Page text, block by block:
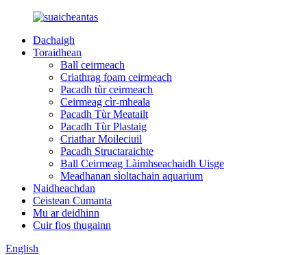
Dachaigh
Toraidhean
Ball ceirmeach
Criathrag foam ceirmeach
Pacadh tùr ceirmeach
Ceirmeag cìr-mheala
Pacadh Tùr Meatailt
Pacadh Tùr Plastaig
Criathar Moileciuil
Pacadh Structaraichte
Ball Ceirmeag Làimhseachaidh Uisge
Meadhanan sìoltachain aquarium
Naidheachdan
Ceistean Cumanta
Mu ar deidhinn
Cuir fios thugainn
English